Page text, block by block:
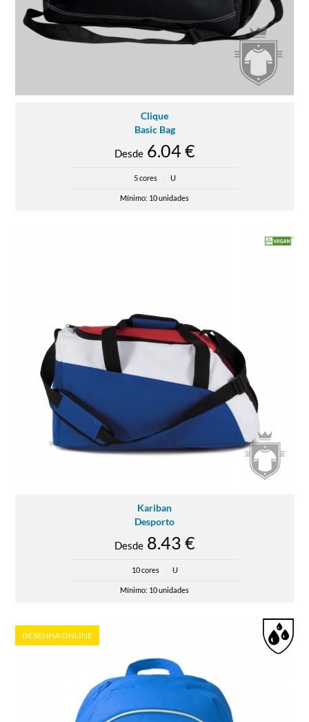
Clique
Basic Bag
Desde6.04 €
5 cores U
Mínimo: 10 unidades
Kariban
Desporto
Desde8.43 €
10 cores U
Mínimo: 10 unidades
DESENHA ONLINE